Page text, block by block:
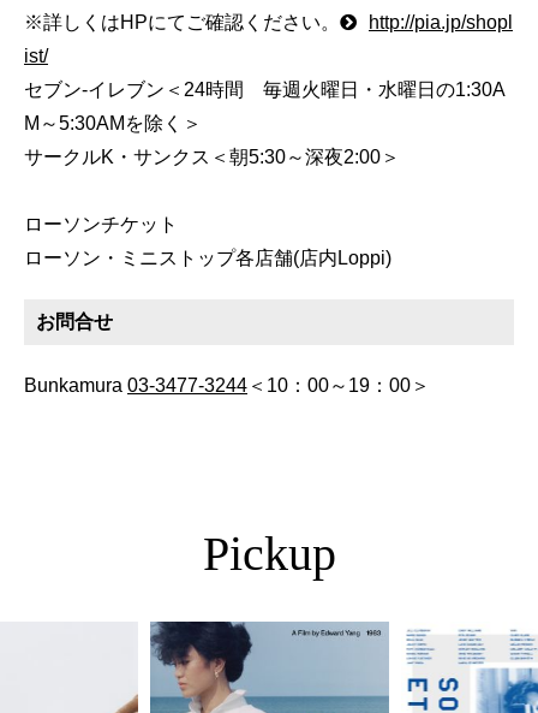
※詳しくはHPにてご確認ください。
http://pia.jp/shopl
ist/
セブン-イレブン＜24時間 毎週火曜日・水曜日の1:30A
M～5:30AMを除く＞
サークルK・サンクス＜朝5:30～深夜2:00＞
ローソンチケット
ローソン・ミニストップ各店舗(店内Loppi)
お問合せ
Bunkamura 03-3477-3244 ＜10：00～19：00＞
Pickup